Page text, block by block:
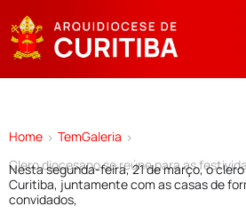
Home > TemGaleria >
Clero diocesano se reúne para as
Nesta segunda-feira, 21 de março, o
Curitiba, juntamente com as casas de
convidados,